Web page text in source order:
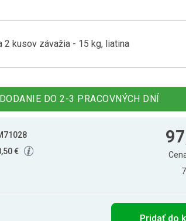
2 kusov závažia - 15 kg, liatina
2 kusov závažia - 20 kg, liatina
DODANIE DO 2-3 PRACOVNÝCH DNÍ
€
Pridať do